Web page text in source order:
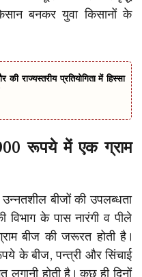
बनकर युवा किसानों के
राज्यस्तरीय प्रतियोगिता में हिस्सा
रूपये में एक ग्राम
बीजों की उपलब्धता
विभाग के पास नारंगी व पीले
बीज की जरूरत होती है।
के बीज, पन्त्री और सिंचाई